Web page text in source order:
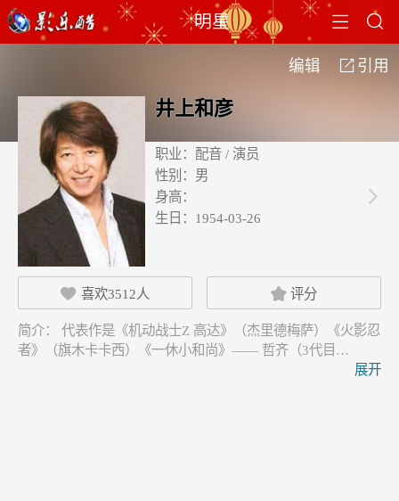
 
明星
编辑  引用
井上和彦
职业： 配音 / 演员
性别： 男
身高：
生日： 1954-03-26

 喜欢3512人  评分
简介：
者》（旗木卡卡西）《一休小和尚》—— 哲齐（3代目…
展开